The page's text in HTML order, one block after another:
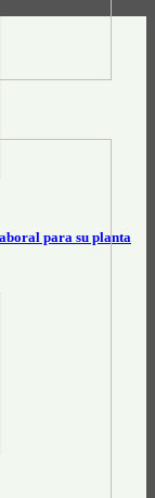
para su planta